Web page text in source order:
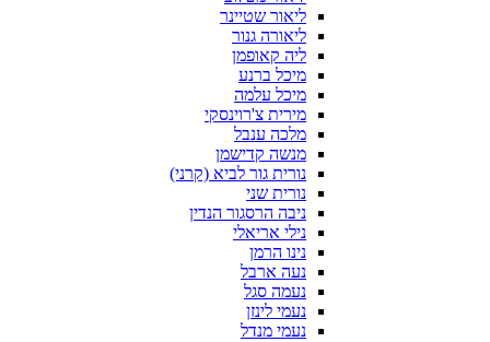
ליאור שטיינר
ליאורה גנור
ליה קאופמן
מיכל ברנע
מיכל עלמה
מירית צ'רוינסקי
מלכה ענבל
מנשה קדישמן
נורית גור לביא (קרני)
נורית שני
ניבה הרסגור הנדין
נילי אריאלי
נינו הרמן
נעה ארבל
נעמה סגל
נעמי לינזן
נעמי מנדל